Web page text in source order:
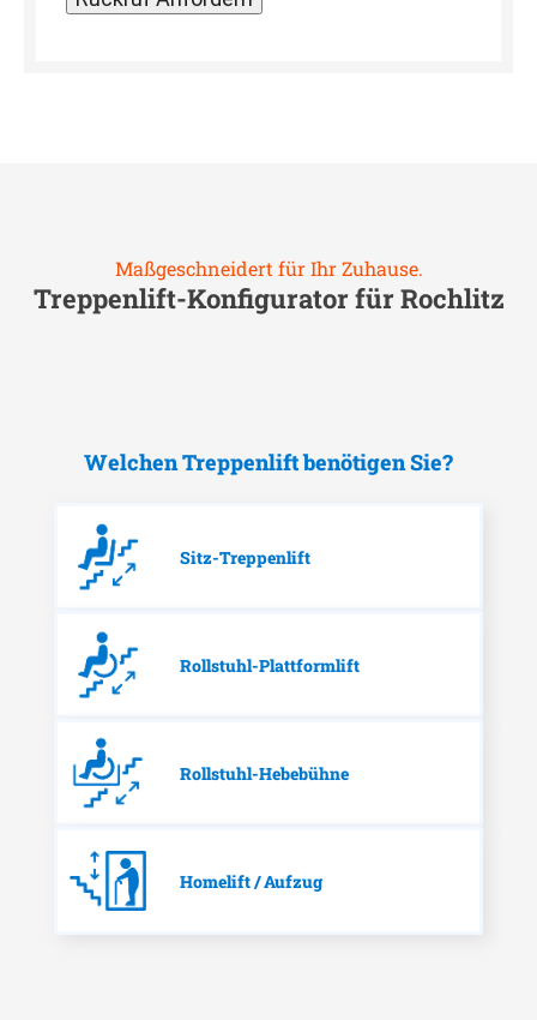
Maßgeschneidert für Ihr Zuhause.
Treppenlift-Konfigurator fürRochlitz
Welchen Treppenlift benötigen Sie?
Sitz-Treppenlift
Rollstuhl-Plattformlift
Rollstuhl-Hebebühne
Homelift / Aufzug